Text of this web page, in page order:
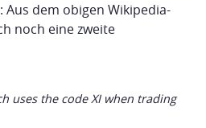
dem obigen Wikipedia-
noch eine zweite
uses the code XI when trading